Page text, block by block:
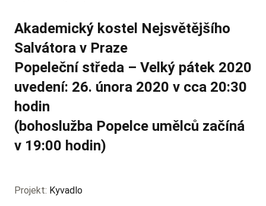
Akademický kostel Nejsvětějšího
Salvátora v Praze
Popeleční středa – Velký pátek 2020
uvedení: 26. února 2020 v cca 20:30
hodin
(bohoslužba Popelce umělců začíná
v 19:00 hodin)
Projekt: Kyvadlo